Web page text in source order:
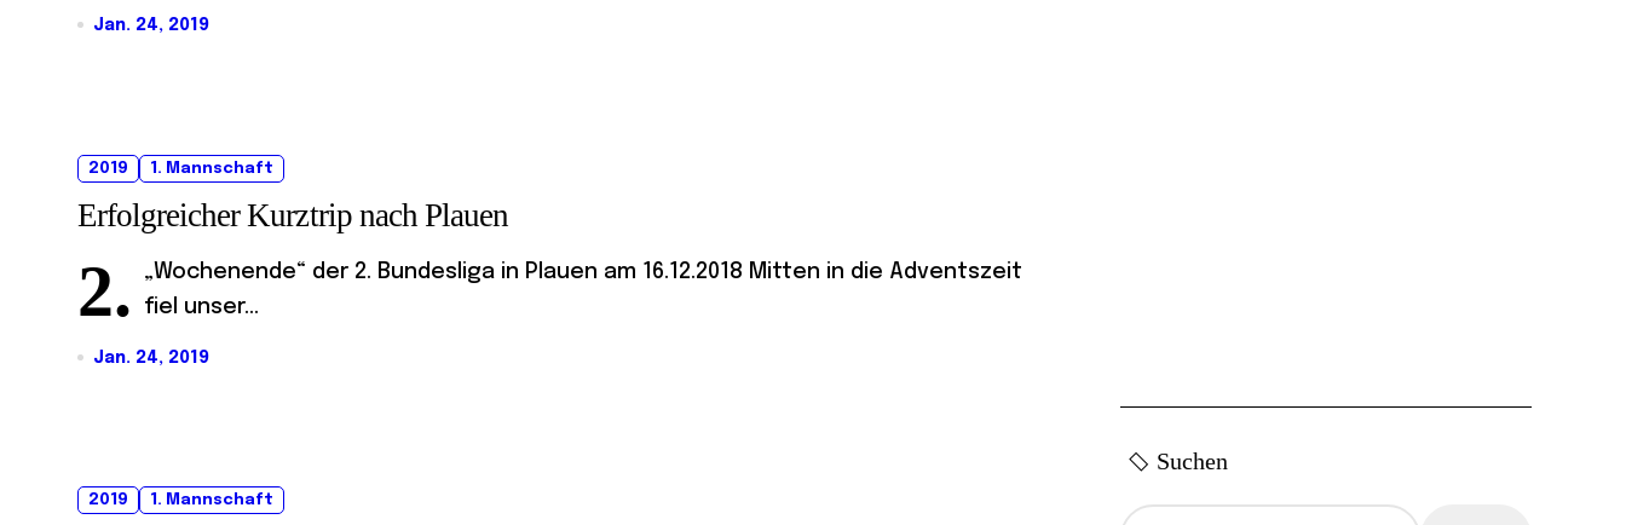
Jan. 24, 2019
2019 1. Mannschaft
Erfolgreicher Kurztrip nach Plauen
2.
„Wochenende“ der 2. Bundesliga in Plauen am 16.12.2018 Mitten in die Adventszeit
fiel unser...
Jan. 24, 2019
2019 1. Mannschaft
Suchen